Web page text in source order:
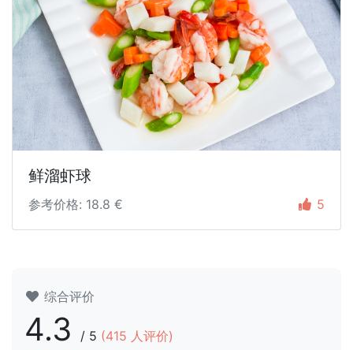
鲜溜虾球
参考价格: 18.8 € 5
综合评价
4.3 / 5 (415 人评价)